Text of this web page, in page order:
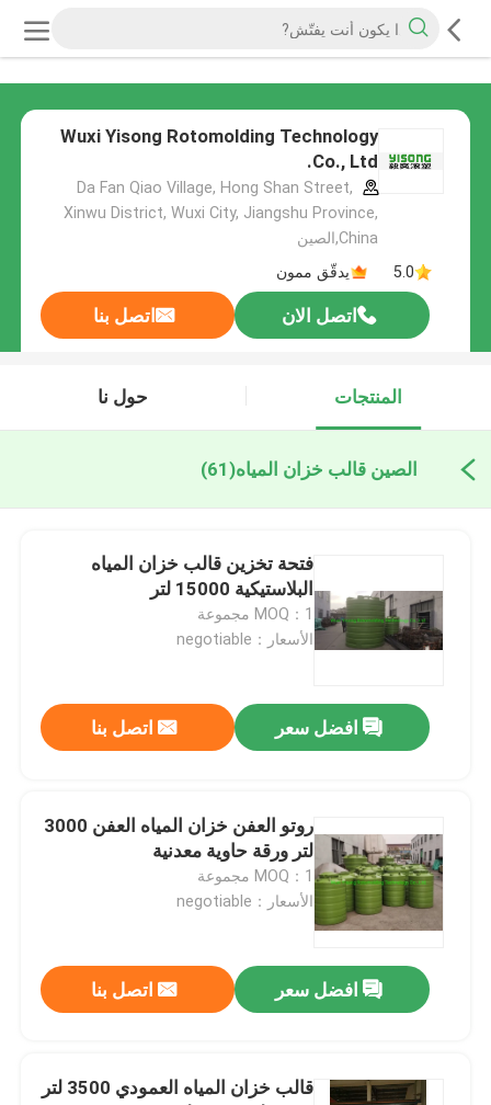
Wuxi Yisong Rotomolding Technology
Co., Ltd.
Da Fan Qiao Village, Hong Shan Street,
Xinwu District, Wuxi City, Jiangshu Province,
China,الصين
5.0
يدقّق ممون
اتصل الان اتصل بنا
المنتجات حول نا
الصين قالب خزان المياه(61)
فتحة تخزين قالب خزان المياه
البلاستيكية 15000 لتر
MOQ：1 مجموعة
الأسعار：negotiable
افضل سعر اتصل بنا
روتو العفن خزان المياه العفن 3000
لتر ورقة حاوية معدنية
MOQ：1 مجموعة
الأسعار：negotiable
افضل سعر اتصل بنا
قالب خزان المياه العمودي 3500 لتر